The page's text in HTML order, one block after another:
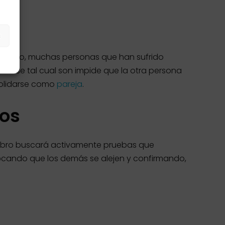
muchas personas que han sufrido
tal cual son impide que la otra persona
como pareja.
buscará activamente pruebas que
que los demás se alejen y confirmando,